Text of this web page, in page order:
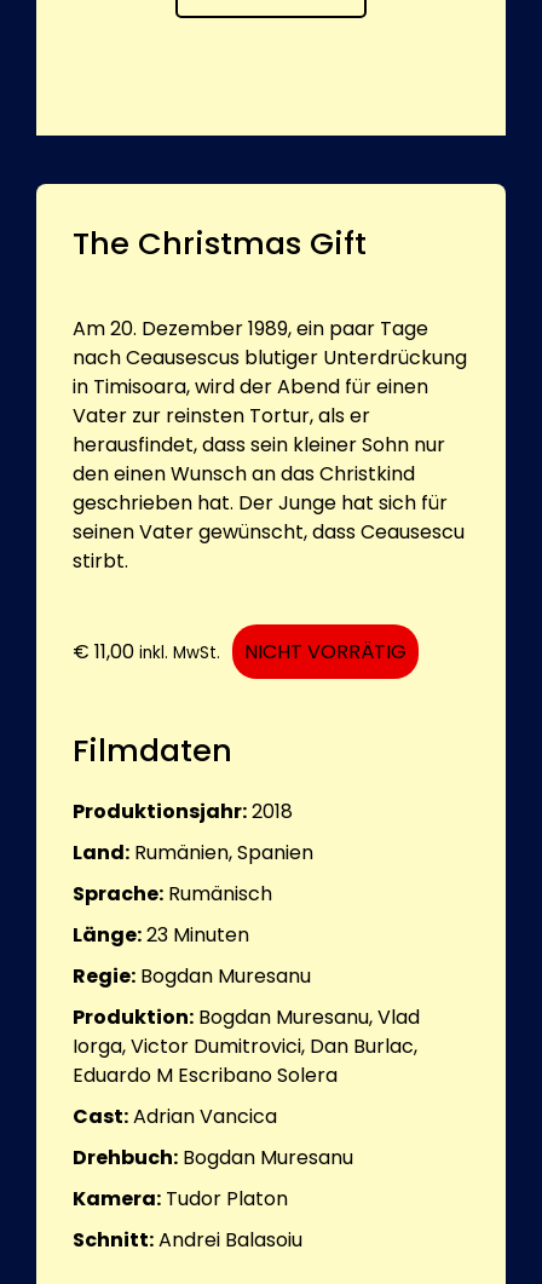
The Christmas Gift
Am 20. Dezember 1989, ein paar Tage
nach Ceausescus blutiger Unterdrückung
in Timisoara, wird der Abend für einen
Vater zur reinsten Tortur, als er
herausfindet, dass sein kleiner Sohn nur
den einen Wunsch an das Christkind
geschrieben hat. Der Junge hat sich für
seinen Vater gewünscht, dass Ceausescu
stirbt.
€ 11,00 inkl. MwSt. NICHT VORRÄTIG
Filmdaten
Produktionsjahr:2018
Land: Rumänien, Spanien
Sprache: Rumänisch
Länge:23 Minuten
Regie: Bogdan Muresanu
Produktion: Bogdan Muresanu, Vlad
Iorga, Victor Dumitrovici, Dan Burlac,
Eduardo M Escribano Solera
Cast:Adrian Vancica
Drehbuch: Bogdan Muresanu
Kamera: Tudor Platon
Schnitt:Andrei Balasoiu